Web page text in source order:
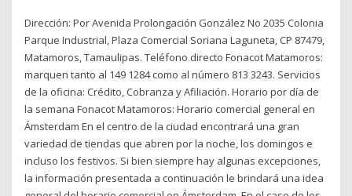
Dirección: Por Avenida Prolongación González No 2035 Colonia
Parque Industrial, Plaza Comercial Soriana Laguneta, CP 87479,
Matamoros, Tamaulipas. Teléfono directo Fonacot Matamoros:
marquen tanto al 149 1284 como al número 813 3243. Servicios
de la oficina: Crédito, Cobranza y Afiliación. Horario por día de
la semana Fonacot Matamoros: Horario comercial general en
Ámsterdam En el centro de la ciudad encontrará una gran
variedad de tiendas que abren por la noche, los domingos e
incluso los festivos. Si bien siempre hay algunas excepciones,
la información presentada a continuación le brindará una idea